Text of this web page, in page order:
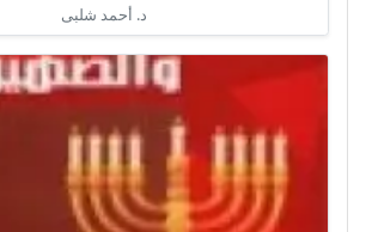
د. أحمد شلبى